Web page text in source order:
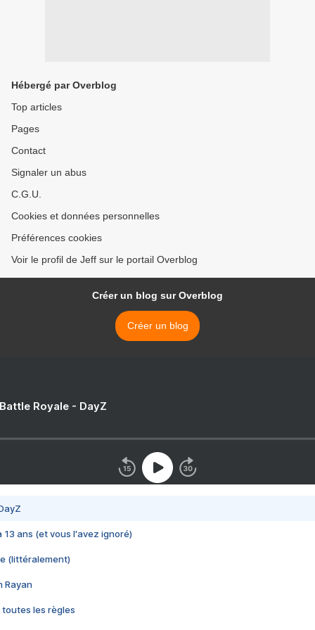
Hébergé par Overblog
Top articles
Pages
Contact
Signaler un abus
C.G.U.
Cookies et données personnelles
Préférences cookies
Voir le profil de Jeff sur le portail Overblog
Créer un blog sur Overblog
Créer un blog
Royale - DayZ
13 ans (et vous l'avez ignoré)
(littéralement)
Rayan
toutes les règles